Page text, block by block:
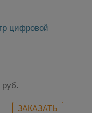
цифровой
руб.